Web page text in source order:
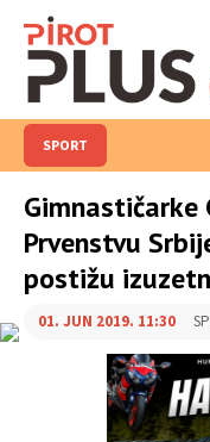
SPORT
Gimnastičarke
Prvenstvu
postižu
01. JUN 2019. 11:30